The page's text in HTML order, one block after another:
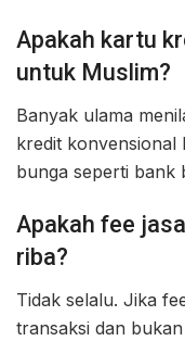
Apakah kartu
untuk Muslim?
Banyak ulama
kredit konvensional
bunga seperti bank
Apakah fee
riba?
Tidak selalu. Jika
transaksi dan